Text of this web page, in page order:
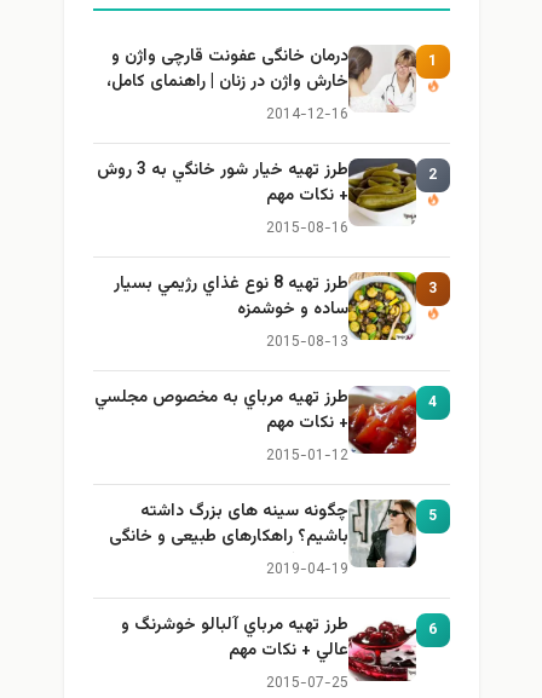
1
درمان خانگی عفونت قارچی واژن و
خارش واژن در زنان | راهنمای کامل،
ایمن و کاربردی
2014-12-16
2
طرز تهيه خیار شور خانگي به 3 روش
+ نكات مهم
2015-08-16
3
طرز تهيه 8 نوع غذاي رژيمي بسيار
ساده و خوشمزه
2015-08-13
4
طرز تهيه مرباي به مخصوص مجلسي
+ نكات مهم
2015-01-12
5
چگونه سینه های بزرگ داشته
باشیم؟ راهکارهای طبیعی و خانگی
برای بزرگ کردن سینه
2019-04-19
6
طرز تهيه مرباي آلبالو خوشرنگ و
عالي + نكات مهم
2015-07-25